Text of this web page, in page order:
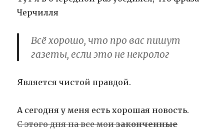
Черчилля
Всё хорошо, что про вас пишут
газеты, если это не некролог
Является чистой правдой.
А сегодня у меня есть хорошая новость.
С этого дня на все моизаконченные